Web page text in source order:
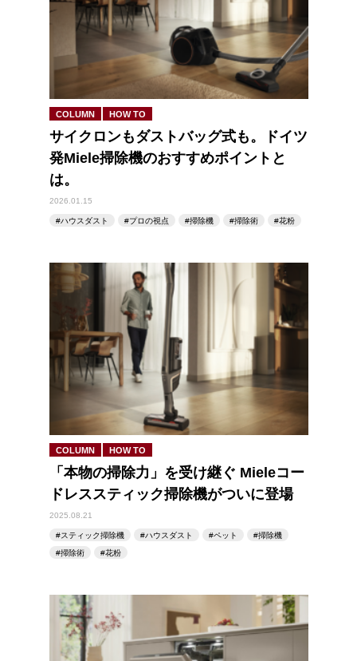
COLUMN HOW TO
サイクロンもダストバッグ式も。ドイツ
発Miele掃除機のおすすめポイントと
は。
2026.01.15
ハウスダスト プロの視点 掃除機 掃除術 花粉
COLUMN HOW TO
「本物の掃除力」を受け継ぐ Mieleコー
ドレススティック掃除機がついに登場
2025.08.21
スティック掃除機 ハウスダスト ペット
掃除機
掃除術
花粉